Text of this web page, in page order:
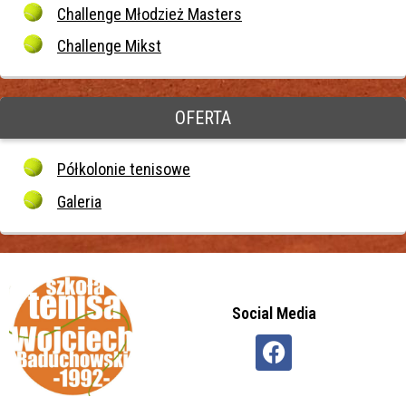
Challenge Młodzież Masters
Challenge Mikst
OFERTA
Półkolonie tenisowe
Galeria
Social Media